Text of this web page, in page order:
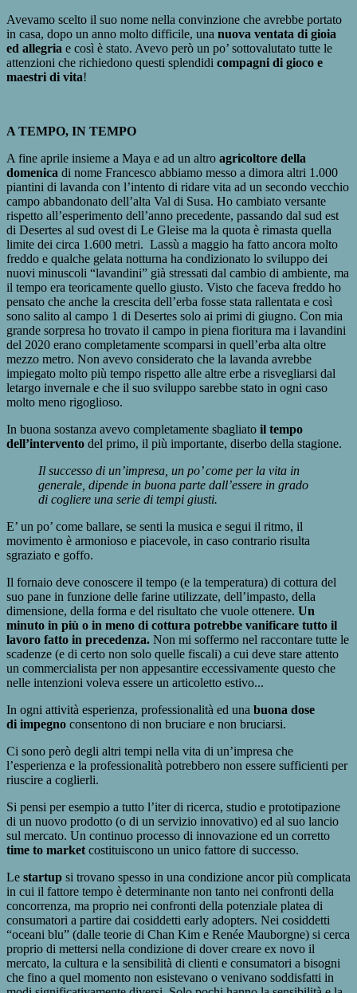
Avevamo scelto il suo nome nella convinzione che avrebbe portato
in casa, dopo un anno molto difficile, una nuova ventata di gioia
ed allegria e così è stato. Avevo però un po’ sottovalutato tutte le
attenzioni che richiedono questi splendidi compagni di gioco e
maestri di vita!
A TEMPO, IN TEMPO
A fine aprile insieme a Maya e ad un altro agricoltore della
domenica di nome Francesco abbiamo messo a dimora altri 1.000
piantini di lavanda con l’intento di ridare vita ad un secondo vecchio
campo abbandonato dell’alta Val di Susa. Ho cambiato versante
rispetto all’esperimento dell’anno precedente, passando dal sud est
di Desertes al sud ovest di Le Gleise ma la quota è rimasta quella
limite dei circa 1.600 metri. Lassù a maggio ha fatto ancora molto
freddo e qualche gelata notturna ha condizionato lo sviluppo dei
nuovi minuscoli “lavandini” già stressati dal cambio di ambiente, ma
il tempo era teoricamente quello giusto. Visto che faceva freddo ho
pensato che anche la crescita dell’erba fosse stata rallentata e così
sono salito al campo 1 di Desertes solo ai primi di giugno. Con mia
grande sorpresa ho trovato il campo in piena fioritura ma i lavandini
del 2020 erano completamente scomparsi in quell’erba alta oltre
mezzo metro. Non avevo considerato che la lavanda avrebbe
impiegato molto più tempo rispetto alle altre erbe a risvegliarsi dal
letargo invernale e che il suo sviluppo sarebbe stato in ogni caso
molto meno rigoglioso.
In buona sostanza avevo completamente sbagliato il tempo
dell’intervento del primo, il più importante, diserbo della stagione.
Il successo di un’impresa, un po’ come per la vita in
generale, dipende in buona parte dall’essere in grado
di cogliere una serie di tempi giusti.
E’ un po’ come ballare, se senti la musica e segui il ritmo, il
movimento è armonioso e piacevole, in caso contrario risulta
sgraziato e goffo.
Il fornaio deve conoscere il tempo (e la temperatura) di cottura del
suo pane in funzione delle farine utilizzate, dell’impasto, della
dimensione, della forma e del risultato che vuole ottenere. Un
minuto in più o in meno di cottura potrebbe vanificare tutto il
lavoro fatto in precedenza. Non mi soffermo nel raccontare tutte le
scadenze (e di certo non solo quelle fiscali) a cui deve stare attento
un commercialista per non appesantire eccessivamente questo che
nelle intenzioni voleva essere un articoletto estivo...
In ogni attività esperienza, professionalità ed una buona dose
di impegno consentono di non bruciare e non bruciarsi.
Ci sono però degli altri tempi nella vita di un’impresa che
l’esperienza e la professionalità potrebbero non essere sufficienti per
riuscire a coglierli.
Si pensi per esempio a tutto l’iter di ricerca, studio e prototipazione
di un nuovo prodotto (o di un servizio innovativo) ed al suo lancio
sul mercato. Un continuo processo di innovazione ed un corretto
time to market costituiscono un unico fattore di successo.
Le startup si trovano spesso in una condizione ancor più complicata
in cui il fattore tempo è determinante non tanto nei confronti della
concorrenza, ma proprio nei confronti della potenziale platea di
consumatori a partire dai cosiddetti early adopters. Nei cosiddetti
“oceani blu” (dalle teorie di Chan Kim e Renée Mauborgne) si cerca
proprio di mettersi nella condizione di dover creare ex novo il
mercato, la cultura e la sensibilità di clienti e consumatori a bisogni
che fino a quel momento non esistevano o venivano soddisfatti in